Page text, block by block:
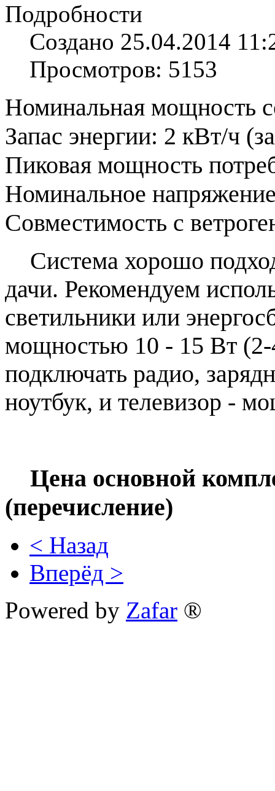
Подробности
Создано 25.04.2014
Просмотров: 5153
Номинальная мощность
Запас энергии: 2 кВт/ч
Пиковая мощность
Номинальное
Совместимость с
Система хорошо
дачи. Рекомендуем
светильники или
мощностью 10 - 15 Вт
подключать радио,
ноутбук, и телевизор -
Цена основной
(перечисление)
< Назад
Вперёд >
Powered by Zafar ®